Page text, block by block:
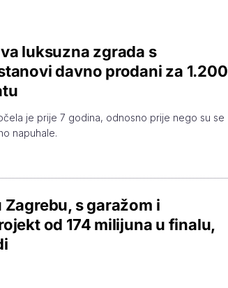
luksuzna zgrada s
davno prodani za 1.200
je prije 7 godina, odnosno prije nego su se
napuhale.
s garažom i
od 174 milijuna u finalu,